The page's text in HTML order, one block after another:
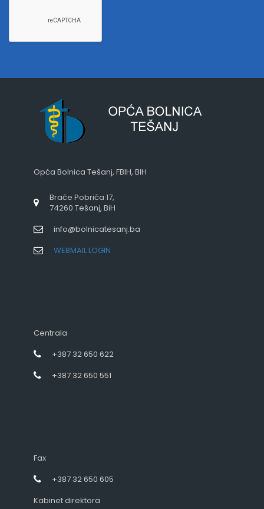
Opća Bolnica Tešanj, FBIH, BIH
Braće Pobrića 17,
74260 Tešanj, BiH
info@bolnicatesanj.ba
WEBMAIL LOGIN
Centrala
+387 32 650 622
+387 32 650 551
Fax
+387 32 650 605
Kabinet direktora